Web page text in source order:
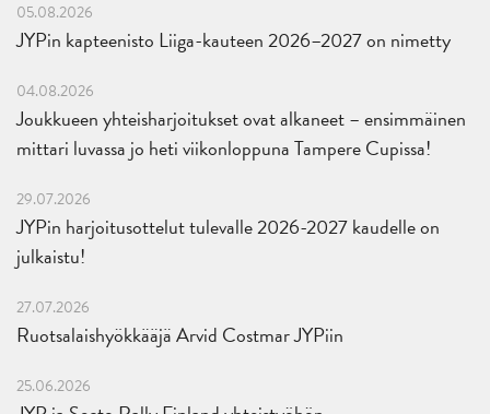
05.08.2026
JYPin kapteenisto Liiga-kauteen 2026–2027 on nimetty
04.08.2026
Joukkueen yhteisharjoitukset ovat alkaneet – ensimmäinen
mittari luvassa jo heti viikonloppuna Tampere Cupissa!
29.07.2026
JYPin harjoitusottelut tulevalle 2026-2027 kaudelle on
julkaistu!
27.07.2026
Ruotsalaishyökkääjä Arvid Costmar JYPiin
25.06.2026